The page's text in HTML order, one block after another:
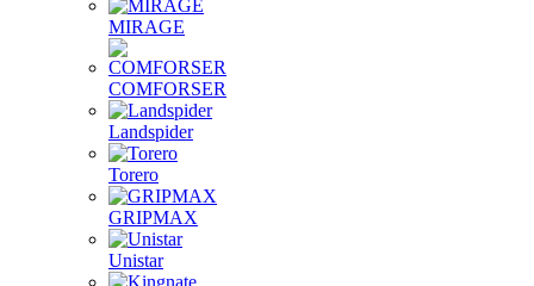
MIRAGE
COMFORSER
Landspider
Torero
GRIPMAX
Unistar